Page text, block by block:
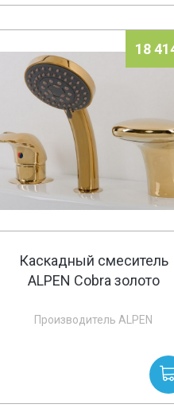
18
Каскадный смеситель
ALPEN Cobra золото
Производитель ALPEN